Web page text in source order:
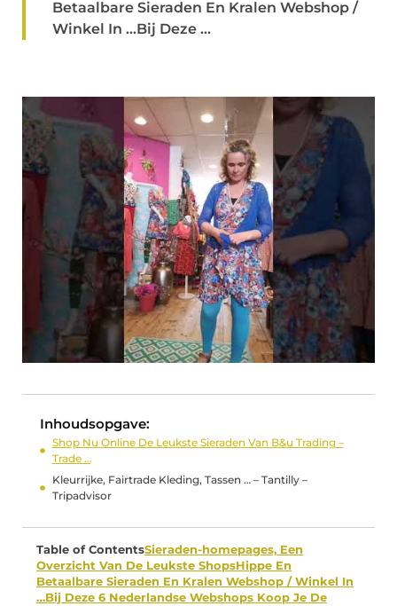
Betaalbare Sieraden En Kralen Webshop /
Winkel In …Bij Deze ...
Inhoudsopgave:
Shop Nu Online De Leukste Sieraden Van B&u Trading –
Trade …
Kleurrijke, Fairtrade Kleding, Tassen … – Tantilly –
Tripadvisor
Table of ContentsSieraden-homepages, Een
Overzicht Van De Leukste ShopsHippe En
Betaalbare Sieraden En Kralen Webshop / Winkel In
…Bij Deze 6 Nederlandse Webshops Koop Je De